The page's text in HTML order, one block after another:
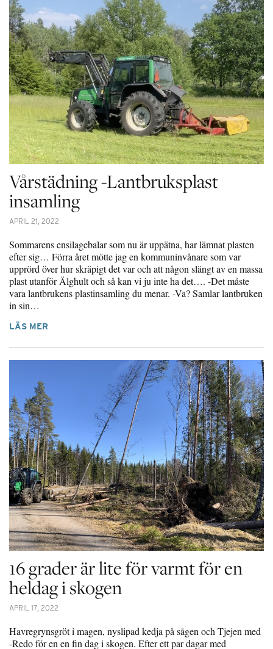
Vårstädning -Lantbruksplast
insamling
APRIL 21, 2022
Sommarens ensilagebalar som nu är uppätna, har lämnat plasten
efter sig… Förra året mötte jag en kommuninvånare som var
upprörd över hur skräpigt det var och att någon slängt av en massa
plast utanför Älghult och så kan vi ju inte ha det…. -Det måste
vara lantbrukens plastinsamling du menar. -Va? Samlar lantbruken
in sin…
LÄS MER
16 grader är lite för varmt för en
heldag i skogen
APRIL 17, 2022
Havregrynsgröt i magen, nyslipad kedja på sågen och Tjejen med
-Redo för en en fin dag i skogen. Efter ett par dagar med